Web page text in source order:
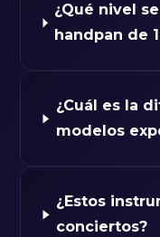
¿Qué nivel
handpan de
¿Cuál es la
modelos
¿Estos
conciertos?